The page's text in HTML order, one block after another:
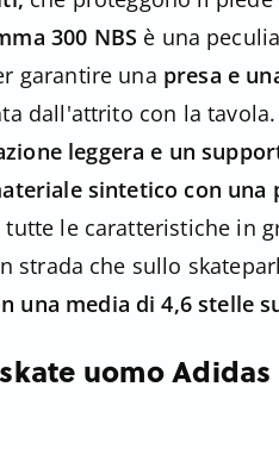
300 NBS è una
garantire una presa e
dall'attrito con la tavola.
leggera e un
sintetico con una
le caratteristiche in
strada che sullo
una media di 4,6 stelle
uomo Adidas